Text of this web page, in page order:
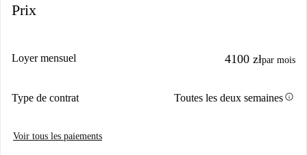
Prix
Loyer mensuel 4100 złpar mois
Type de contrat Toutes les deux semainesinfo
Voir tous les paiements